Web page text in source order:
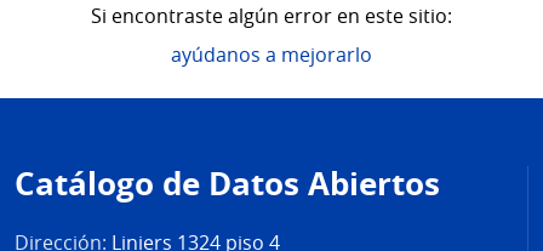
Si encontraste algún error en este sitio:
ayúdanos a mejorarlo
de
página
Catálogo de Datos Abiertos
Dirección: Liniers 1324 piso 4